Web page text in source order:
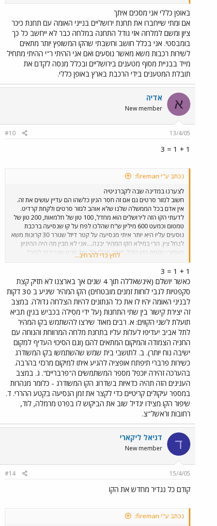
לירושלים להתמוטט תחבורתית ולפי מה שאנחנו רואים הקו גם לא
מספק רעיון תחבורתי יעיל. ואם כבר דיברנו על הקו נלך לקצה....תחנת
מלחה, תחנה ענקית בלי שום פרופורציה ובלי שום הגיון, שפכו של כסף
כמו זבל על מבנה מיותר שאין בו שום צורך, אולם נוסעים ענק כאילו
שהולכים לעשות סו שימוש מאות אלפי נוסעים בשבוע, בתחנת תל אביב
מרכז שבה עוברים בשעה נוסעים שלא יעברו במלחה במשך שבוע אין
אולם נוסעים בגודל כזה ואפילו לא קרוב לגודל הזה. איפה ההיגיון?
מבחינתי הקו הזה לירושלים עם כל האטרקציה שבפתיחתו הוא אחד
ממחדלי התחבורה הגדולים ביותר שידעה מדינת ישראל.
באופן כללי אני מסכים איתך
אם ומתי שייחברו את תחנת ירושליים בנייני האומה עם תחנת כיכר
ציון ומשם למלחה אזי גודל התחנה במלחה כבר לא ייחשב כל כך
בומבסטי. אני בכלל חושב וחשבתי שהקו המשופץ יותר מתאים
לשירות רכבות משא מאשר נוסעים ואם אני ההיתי ר"י ההיתי מתחיל
מייד בבניית מסוף מטענים בירושליים ובכלל מנסה לקדם את
תובלת המטענים בידי הרכבת בארץ באופן כללי.
א אדיה
New member
13/4/05
#10
1 + 1 = 3
נכתב ע"י fireman:
לצערנו במדינה שבה לקברניטיה
חשוב לגזור סרטים גם אם זה חסר הגיון כלשהו הם עדיין עושים את זה.
אין אדם בכל הממשלה שלנו שלא אוהב לגזור סרטים ולקחת קרדיט.
לדעתי הקו הזה לירושלים הוא מחדל, 100 טון של חלמאות, 200 טון של
טמטום וכמעט 600 מיליון ש"ח שהלכו לפח על קו שנסיעה ברכבת
נוסעים עליו היא יותר איתי מנסיעה על קטר דיזל שגורר 30 קרונות משא
לנחל צין. הרי במילא הקו המהיר יבנה....אני לא מבין מה היה ההיגיון
מאחורי הקמת הקו הזה? חוסר סבלנות? עוד סרט שצריכים לגזור?
לירושלים להתמוטט תחבורתית ולפי מה שאנחנו רואים הקו גם לא
מספק רעיון תחבורתי יעיל. ואם כבר דיברנו על הקו נלך לקצה....תחנת
מלחה, תחנה ענקית בלי שום פרופורציה ובלי שום הגיון, שפכו של כסף
כמו זבל על מבנה מיותר שאין בו שום צורך, אולם נוסעים ענק כאילו
שהולכים לעשות סו שימוש מאות אלפי נוסעים בשבוע, בתחנת תל אביב
מרכז שבה עוברים בשעה נוסעים שלא יעברו במלחה במשך שבוע אין
אולם נוסעים בגודל כזה ואפילו לא קרוב לגודל הזה. איפה ההיגיון?
מבחינתי הקו הזה לירושלים עם כל האטרקציה שבפתיחתו הוא אחד
ממחדלי התחבורה הגדולים ביותר שידעה מדינת ישראל.
לחץ כדי להרחיב...
1 + 1 = 3
כאשר יושלם (אינשאללה תוך 4 שנים אך בארצנו לא תזיק קצת
סקפטיות לגבי לוחות זמנים מובטחים) הקו המהיר שיגיע ב 30 דקות
לבניני האומה יהיו לו את כל הנתונים להיות הצלחה גדולה. במצב
זה יצירת קישור בין שתי התחנות (על ידי מסילה בכביש בגין) תביא
תועלת לשני הקווים: א. רבים מאוד שירצו להשתמש בקו המהיר
לתל אביב יעדיפו לעלות עליו בתחנת מלחה המרווחת והנוחה עם
החניה הצמודה והמיקום המתאים להם (וגם הסיכוי העדיף למקום
ישיבה נוח יותר). ב. לתושבי בית שמש שהשתמשו בקו המשודרג
כשירות פרברי תיפתח אופציה להגיע איתו למיקום מרכזי בהרבה.
בהערכה זהירה יוכפל מספר המשתמשים ה"פרבריים". ג. במצב
הענינים הזה תהיה כדאיות בשדרוג הקו המשודרג - כלומר מנהרות
במספר עיקולים קריטיים כדי לקצר את זמן הנסיעה בקטע ההררי. ד.
שיפור הקו מצידו יגדיל שוב את הביקוש לו בפרט מרמלה, לוד,
רחובות וראשל"צ.
ד דניאל ליקארי
New member
15/4/05
#14
קודם כל נגדיר מחדש את הקו
נכתב ע"י fireman: